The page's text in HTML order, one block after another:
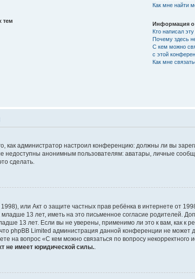
тем
Как мне найти
Информация о
Кто написал
Почему здесь
С кем можно
с этой
Как мне
как администратор настроил конференцию: должны ли вы
недоступны анонимным пользователям: аватары, личные
сделать.
или Акт о защите частных прав ребёнка в интернете от
13 лет, иметь на это письменное согласие родителей.
13 лет. Если вы не уверены, применимо ли это к вам, как к
phpBB Limited администрация данной конференции не
на вопрос «С кем можно связаться по вопросу
не имеет юридической силы.